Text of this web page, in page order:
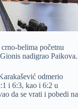
belima početnu
nadigrao Paikova.
odmerio
i 6:3, kao i 6:2 u
da se vrati i pobedi na